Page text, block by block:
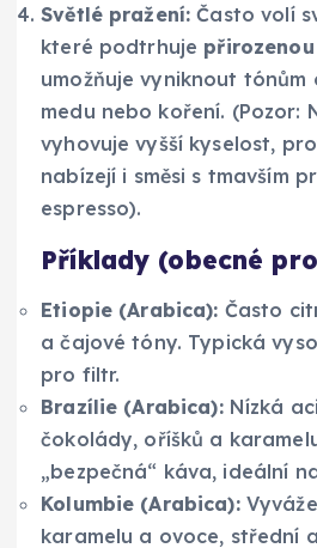
Světlé pražení: Často volí
které podtrhuje
umožňuje vyniknout tónům
medu nebo koření. (Pozor:
vyhovuje vyšší kyselost,
nabízejí i směsi s tmavším
espresso).
Příklady (obecné
Etiopie (Arabica): Často
a čajové tóny. Typická
pro filtr.
Brazílie (Arabica):Nízká
čokolády, oříšků a
„bezpečná“ káva, ideální
Kolumbie (Arabica):
karamelu a ovoce, střední